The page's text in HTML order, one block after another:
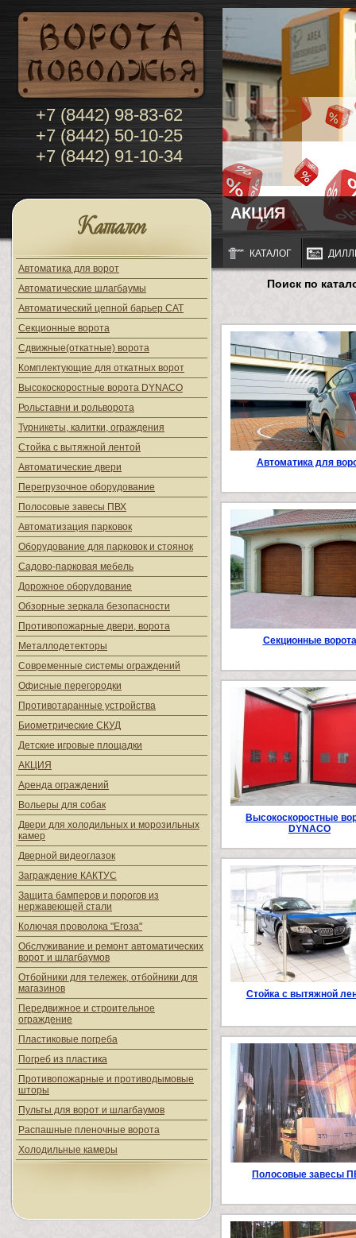
+7 (8442) 98-83-62
+7 (8442) 50-10-25
+7 (8442) 91-10-34
АКЦИЯ
Каталог
Автоматика для ворот
Автоматические шлагбаумы
Автоматический цепной барьер CAT
Секционные ворота
Сдвижные(откатные) ворота
Комплектующие для откатных ворот
Высокоскоростные ворота DYNACO
Рольставни и рольворота
Турникеты, калитки, ограждения
Стойка с вытяжной лентой
Автоматические двери
Перегрузочное оборудование
Полосовые завесы ПВХ
Автоматизация парковок
Оборудование для парковок и стоянок
Садово-парковая мебель
Дорожное оборудование
Обзорные зеркала безопасности
Противопожарные двери, ворота
Металлодетекторы
Современные системы ограждений
Офисные перегородки
Противотаранные устройства
Биометрические СКУД
Детские игровые площадки
АКЦИЯ
Аренда ограждений
Вольеры для собак
Двери для холодильных и морозильных
камер
Дверной видеоглазок
Заграждение КАКТУС
Защита бамперов и порогов из
нержавеющей стали
Колючая проволока "Егоза"
Обслуживание и ремонт автоматических
ворот и шлагбаумов
Отбойники для тележек, отбойники для
магазинов
Передвижное и строительное
ограждение
Пластиковые погреба
Погреб из пластика
Противопожарные и противодымовые
шторы
Пульты для ворот и шлагбаумов
Распашные пленочные ворота
Холодильные камеры
КАТАЛОГ
Поиск по
Автоматика для
Секционные ворота
Высокоскоростные
DYNACO
Стойка с вытяжной
Полосовые завесы